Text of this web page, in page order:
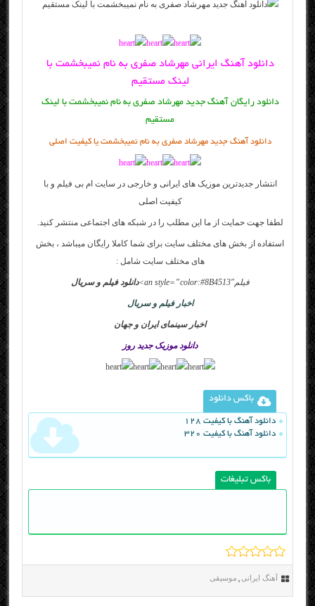
دانلود آهنگ ایرانی مهرشاد صفری به نام نمیبخشمت با
لینک مستقیم
دانلود رایگان آهنگ جدید مهرشاد صفری به نام نمیبخشمت با لینک
مستقیم
دانلود آهنگ جدید مهرشاد صفری به نام نمیبخشمت یا کیفیت اصلی
انتشار جدیدترین موزیک های ایرانی و خارجی در سایت ام بی فیلم و با
کیفیت اصلی
لطفا جهت حمایت از ما این مطلب را در شبکه های اجتماعی منتشر کنید.
استفاده از بخش های مختلف سایت برای شما کاملا رایگان میباشد ، بخش
های مختلف سایت شامل :
فیلمan style=”color:#8B4513″> دانلود فیلم و سریال
اخبار فیلم و سریال
اخبار سینمای ایران و جهان
دانلود موزیک جدید روز
باکس دانلود
دانلود آهنگ با کیفیت 128
دانلود آهنگ با کیفیت 320
باکس تبلیغات
آهنگ ایرانی, موسیقی